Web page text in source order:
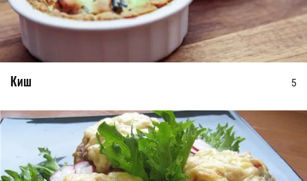
Киш 5